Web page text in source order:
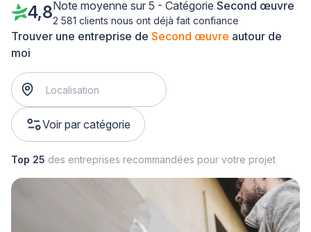
Trouver une entreprise de Second œuvre autour de
moi
Voir par catégorie
4,8Note moyenne sur 5 - Catégorie Second œuvre
2 581 clients nous ont déjà fait confiance
Top 25 des entreprises recommandées pour votre projet